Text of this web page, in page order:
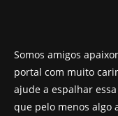
Somos amigos
portal com muito
ajude a espalhar
que pelo menos algo